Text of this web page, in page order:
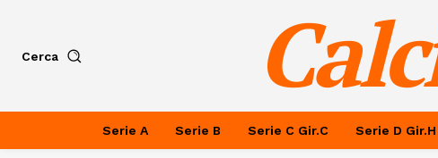
Cerca
Serie A Serie B Serie C Gir.C Serie D Gir.H